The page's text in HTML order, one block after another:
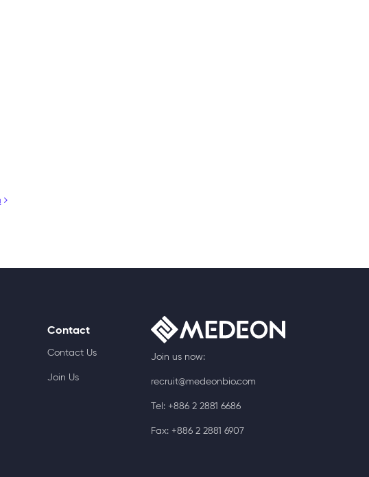
Contact
Contact Us
Join Us
Join us now:
recruit@medeonbio.com
Tel: +886 2 2881 6686
Fax: +886 2 2881 6907